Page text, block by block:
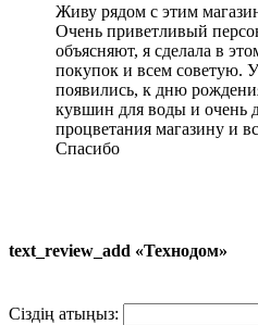
Живу рядом с этим
Очень приветливый
объясняют, я сделала в
покупок и всем советую.
появились, к дню
кувшин для воды и очень
процветания магазину и
Спасибо
text_review_add «Технодом»
Сіздің атыңыз: